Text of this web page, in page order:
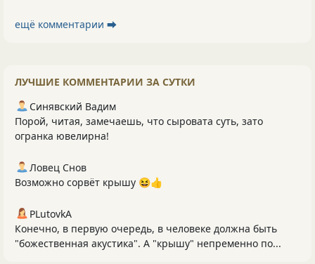
ещё комментарии ⮕
ЛУЧШИЕ КОММЕНТАРИИ ЗА СУТКИ
Синявский Вадим
Порой, читая, замечаешь, что сыровата суть, зато
огранка ювелирна!
Ловец Снов
Возможно сорвёт крышу 😆👍
PLutоvkА
Конечно, в первую очередь, в человеке должна быть
"божественная акустика". А "крышу" непременно по...